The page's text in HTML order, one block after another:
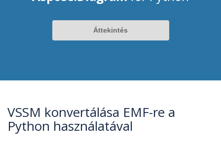
Áttekintés
VSSM konvertálása EMF-re a
Python használatával